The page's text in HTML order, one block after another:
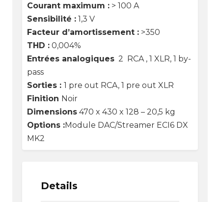
Courant maximum :> 100 A
Sensibilité :1,3 V
Facteur d’amortissement :>350
THD :0,004%
Entrées analogiques2 RCA , 1 XLR, 1 by-
pass
Sorties : 1 pre out RCA, 1 pre out XLR
Finition Noir
Dimensions470 x 430 x 128 – 20,5 kg
Options :Module DAC/Streamer ECI6 DX
MK2
Details